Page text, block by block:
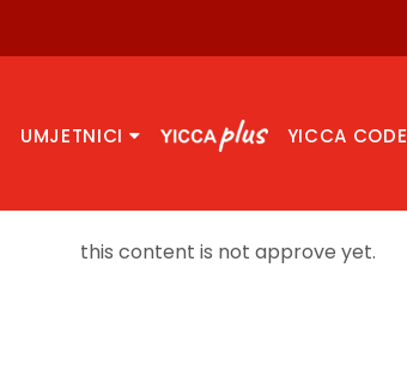
UMJETNICI YICCA CODE
this content is not approve yet.